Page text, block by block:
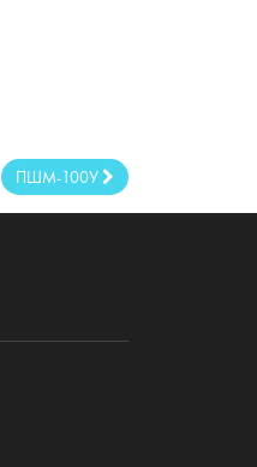
ПШМ-100У